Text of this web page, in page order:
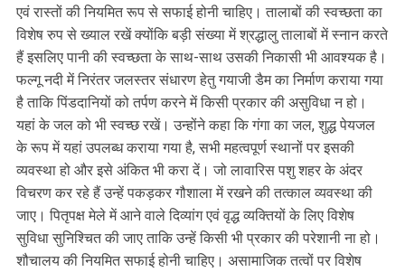
एवं रास्तों की नियमित रूप से सफाई होनी चाहिए। तालाबों की स्वच्छता का
विशेष रुप से ख्याल रखें क्योंकि बड़ी संख्या में श्रद्धालु तालाबों में स्नान करते
हैं इसलिए पानी की स्वच्छता के साथ-साथ उसकी निकासी भी आवश्यक है।
फल्गू नदी में निरंतर जलस्तर संधारण हेतु गयाजी डैम का निर्माण कराया गया
है ताकि पिंडदानियों को तर्पण करने में किसी प्रकार की असुविधा न हो।
यहां के जल को भी स्वच्छ रखें। उन्होंने कहा कि गंगा का जल, शुद्ध पेयजल
के रूप में यहां उपलब्ध कराया गया है, सभी महत्वपूर्ण स्थानों पर इसकी
व्यवस्था हो और इसे अंकित भी करा दें। जो लावारिस पशु शहर के अंदर
विचरण कर रहे हैं उन्हें पकड़कर गौशाला में रखने की तत्काल व्यवस्था की
जाए। पितृपक्ष मेले में आने वाले दिव्यांग एवं वृद्ध व्यक्तियों के लिए विशेष
सुविधा सुनिश्चित की जाए ताकि उन्हें किसी भी प्रकार की परेशानी ना हो।
शौचालय की नियमित सफाई होनी चाहिए। असामाजिक तत्वों पर विशेष